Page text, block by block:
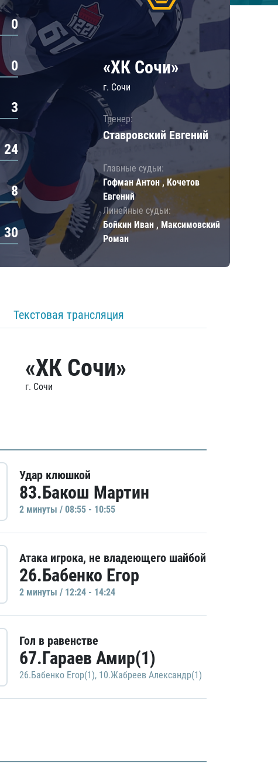
0
0
3
24
8
30
«ХК Сочи»
г. Сочи
Тренер:
Ставровский Евгений
Главные судьи:
Гофман Антон , Кочетов
Евгений
Линейные судьи:
Бойкин Иван , Максимовский
Роман
Текстовая трансляция
«ХК Сочи»
г. Сочи
Удар клюшкой
83.Бакош Мартин
2 минуты / 08:55 - 10:55
Атака игрока, не владеющего шайбой
26.Бабенко Егор
2 минуты / 12:24 - 14:24
Гол в равенстве
67.Гараев Амир(1)
26.Бабенко Егор(1), 10.Жабреев Александр(1)